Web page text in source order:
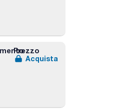
Prezzo
Acquista